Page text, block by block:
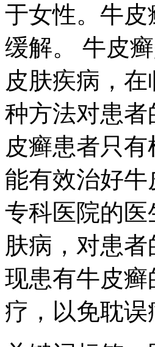
于女性。牛
缓解。 牛皮
皮肤疾病，
种方法对患
皮癣患者只
能有效治好牛
专科医院的
肤病，对患
现患有牛皮
疗，以免耽误